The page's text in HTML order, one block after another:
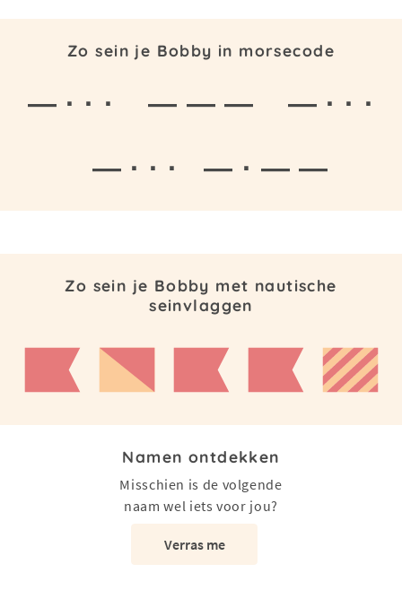
Zo sein je Bobby in morsecode
— · · · — — —
— · · ·
— · · ·
— · — —
Zo sein je Bobby met nautische
seinvlaggen
Namen ontdekken
Misschien is de volgende
naam wel iets voor jou?
Verras me